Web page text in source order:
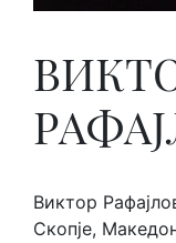
Виктор
Скопје,